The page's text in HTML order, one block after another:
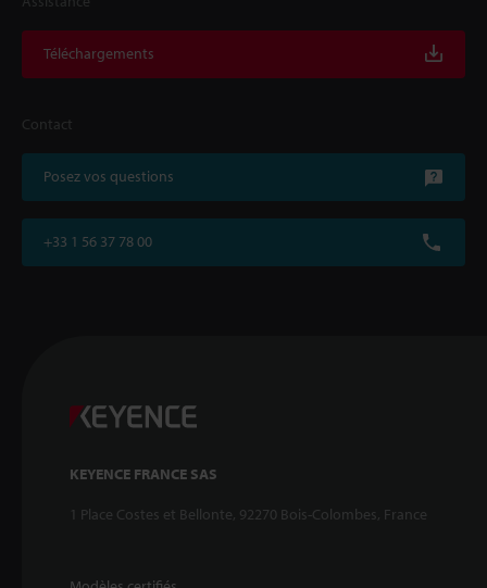
Téléchargements
Contact
Posez vos questions
+33 1 56 37 78 00
KEYENCE FRANCE SAS
1 Place Costes et Bellonte, 92270 Bois-Colombes, France